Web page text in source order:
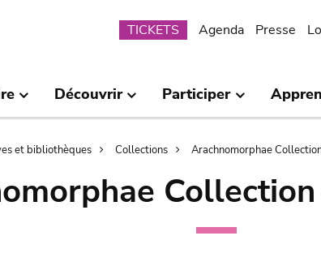
Submenu
TICKETS Agenda Presse
Découvrir Participer
et bibliothèques Collections Arachnomorphae